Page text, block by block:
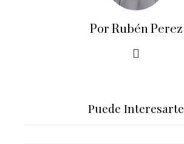
Por Rubén Perez
Puede Interesarte